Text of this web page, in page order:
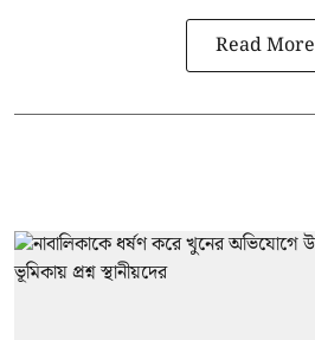
Read More